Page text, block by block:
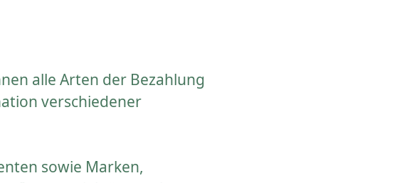
alle Arten der Bezahlung
verschiedener
sowie Marken,